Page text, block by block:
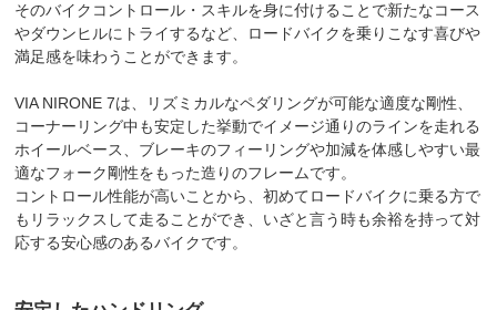
そのバイクコントロール・スキルを身に付けることで新たなコース
やダウンヒルにトライするなど、ロードバイクを乗りこなす喜びや
満足感を味わうことができます。
VIA NIRONE 7は、リズミカルなペダリングが可能な適度な剛性、
コーナーリング中も安定した挙動でイメージ通りのラインを走れる
ホイールベース、ブレーキのフィーリングや加減を体感しやすい最
適なフォーク剛性をもった造りのフレームです。
コントロール性能が高いことから、初めてロードバイクに乗る方で
もリラックスして走ることができ、いざと言う時も余裕を持って対
応する安心感のあるバイクです。